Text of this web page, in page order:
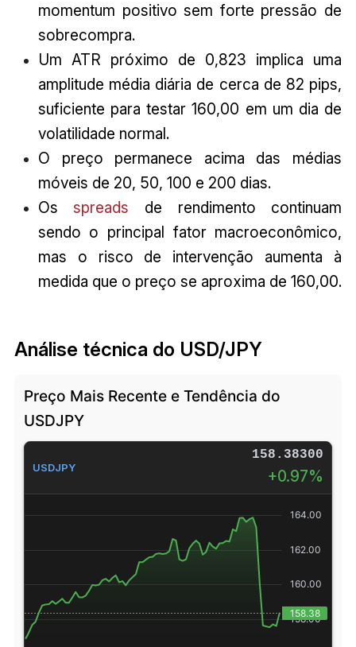
momentum positivo sem forte pressão de
sobrecompra.
Um ATR próximo de 0,823 implica uma
amplitude média diária de cerca de 82 pips,
suficiente para testar 160,00 em um dia de
volatilidade normal.
O preço permanece acima das médias
móveis de 20, 50, 100 e 200 dias.
Osspreads de rendimento continuam
sendo o principal fator macroeconômico,
mas o risco de intervenção aumenta à
medida que o preço se aproxima de 160,00.
Análise técnica do USD/JPY
Preço Mais Recente e Tendência do
USDJPY
USDJPY
158.38300
+0.97%